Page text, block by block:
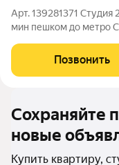
Арт. 139281371 Студия
мин пешком до метро
Легко делится на
локация для
Позвонить
Сохраняйте
новые
Купить квартиру,